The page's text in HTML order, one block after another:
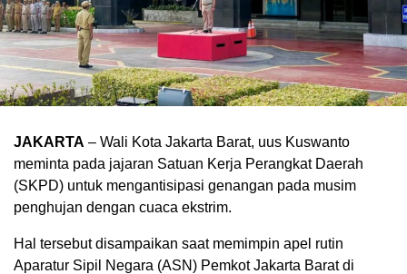
JAKARTA – Wali Kota Jakarta Barat, uus Kuswanto
meminta pada jajaran Satuan Kerja Perangkat Daerah
(SKPD) untuk mengantisipasi genangan pada musim
penghujan dengan cuaca ekstrim.
Hal tersebut disampaikan saat memimpin apel rutin
Aparatur Sipil Negara (ASN) Pemkot Jakarta Barat di